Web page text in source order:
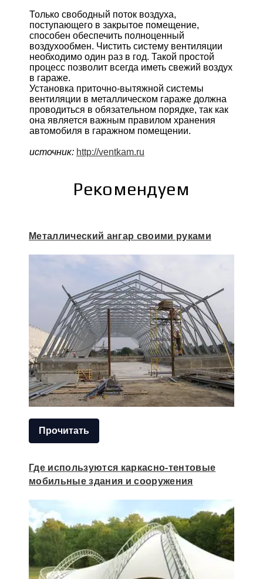
Только свободный поток воздуха,
поступающего в закрытое помещение,
способен обеспечить полноценный
воздухообмен. Чистить систему вентиляции
необходимо один раз в год. Такой простой
процесс позволит всегда иметь свежий воздух
в гараже.
Установка приточно-вытяжной системы
вентиляции в металлическом гараже должна
проводиться в обязательном порядке, так как
она является важным правилом хранения
автомобиля в гаражном помещении.
источник: http://ventkam.ru
Рекомендуем
Металлический ангар своими руками
Прочитать
Где используются каркасно-тентовые
мобильные здания и сооружения